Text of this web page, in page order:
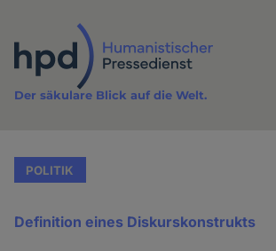
Inhalt
Der säkulare Blick auf die Welt.
POLITIK
Definition eines Diskurskonstrukts